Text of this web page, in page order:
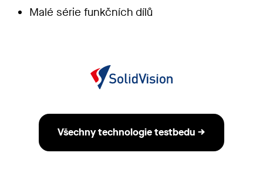
Malé série funkčních dílů
Všechny technologie testbedu →